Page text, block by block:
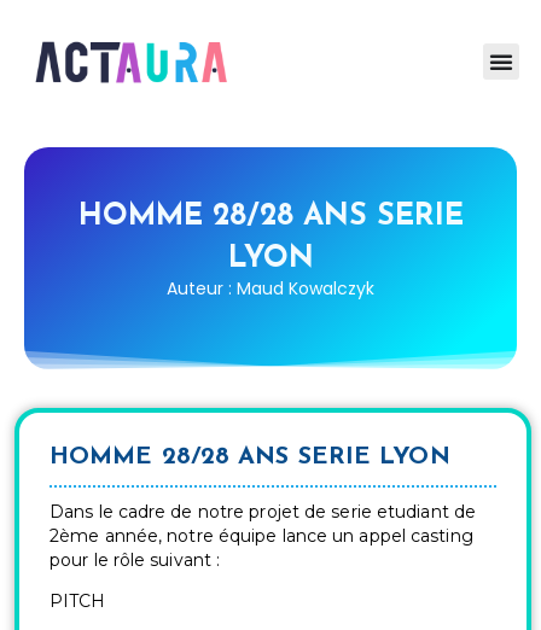
HOMME 28/28 ANS SERIE
LYON
Auteur : Maud Kowalczyk
HOMME 28/28 ANS SERIE LYON
Dans le cadre de notre projet de serie etudiant de
2ème année, notre équipe lance un appel casting
pour le rôle suivant :
PITCH